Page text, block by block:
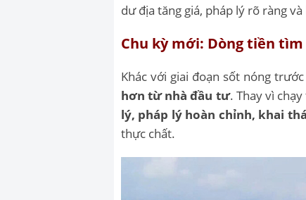
dư địa tăng giá, pháp lý rõ ràng
Chu kỳ mới: Dòng tiền
Khác với giai đoạn sốt nóng
hơn từ nhà đầu tư. Thay vì
lý, pháp lý hoàn chỉnh, khai
thực chất.